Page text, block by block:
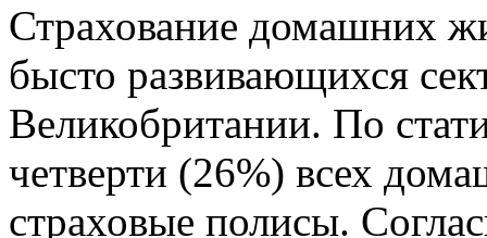
Страхование домашних
бысто развивающихся
Великобритании. По
четверти (26%) всех
страховые полисы.